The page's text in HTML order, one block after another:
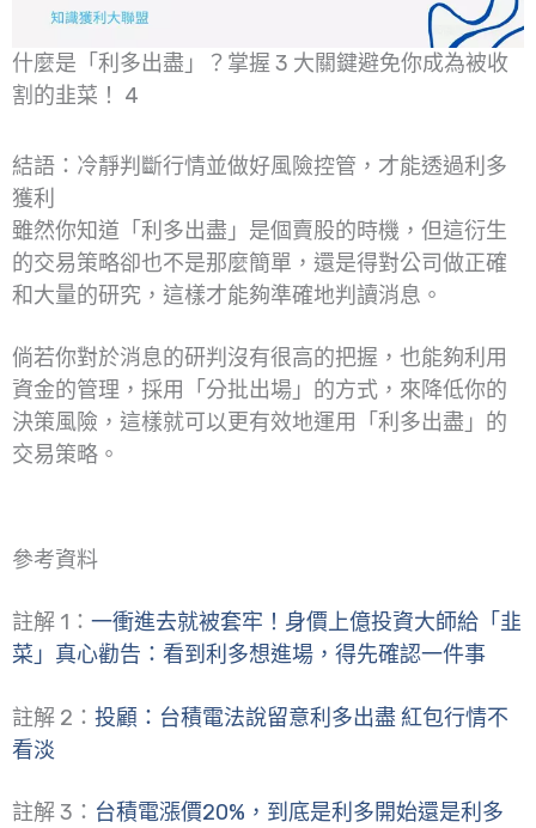
什麼是「利多出盡」？掌握 3 大關鍵避免你成為被收
割的韭菜！ 4
結語：冷靜判斷行情並做好風險控管，才能透過利多
獲利
雖然你知道「利多出盡」是個賣股的時機，但這衍生
的交易策略卻也不是那麼簡單，還是得對公司做正確
和大量的研究，這樣才能夠準確地判讀消息。
倘若你對於消息的研判沒有很高的把握，也能夠利用
資金的管理，採用「分批出場」的方式，來降低你的
決策風險，這樣就可以更有效地運用「利多出盡」的
交易策略。
參考資料
註解 1： 一衝進去就被套牢！身價上億投資大師給「韭
菜」真心勸告：看到利多想進場，得先確認一件事
註解 2： 投顧：台積電法說留意利多出盡 紅包行情不
看淡
註解 3： 台積電漲價20%，到底是利多開始還是利多